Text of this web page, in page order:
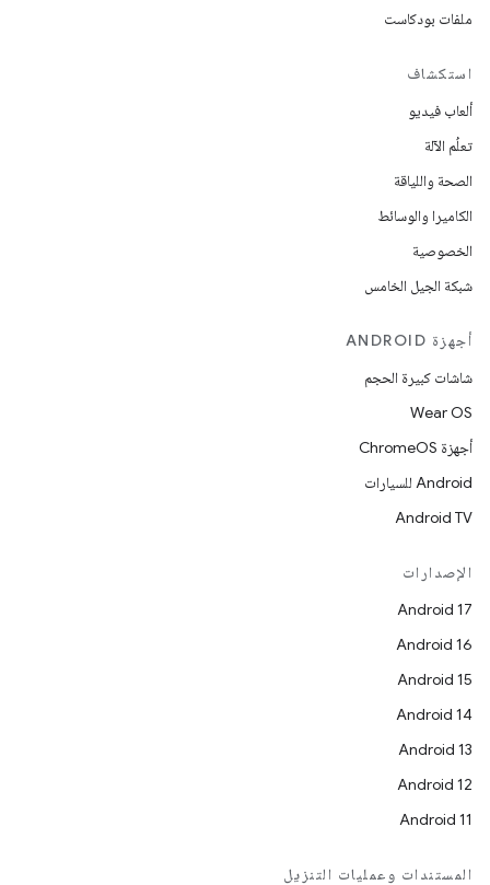
ملفات بودكاست
استكشاف
ألعاب فيديو
تعلُم الآلة
الصحة واللياقة
الكاميرا والوسائط
الخصوصية
شبكة الجيل الخامس
أجهزة ANDROID
شاشات كبيرة الحجم
Wear OS
أجهزة ChromeOS
Android للسيارات
Android TV
الإصدارات
Android 17
Android 16
Android 15
Android 14
Android 13
Android 12
Android 11
المستندات وعمليات التنزيل